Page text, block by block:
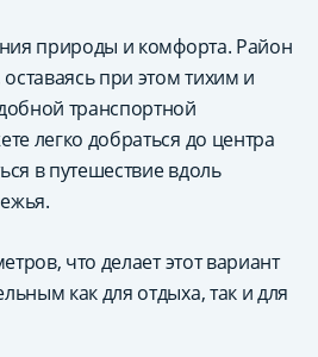
природы и комфорта. Район
при этом тихим и
транспортной
легко добраться до центра
в путешествие вдоль
что делает этот вариант
как для отдыха, так и для